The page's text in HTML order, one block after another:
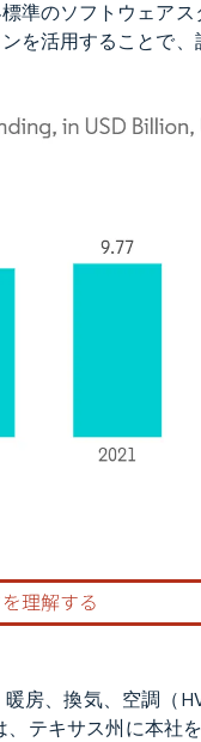
準のソフトウェア
を活用することで
房、換気、空調（
テキサス州に本社